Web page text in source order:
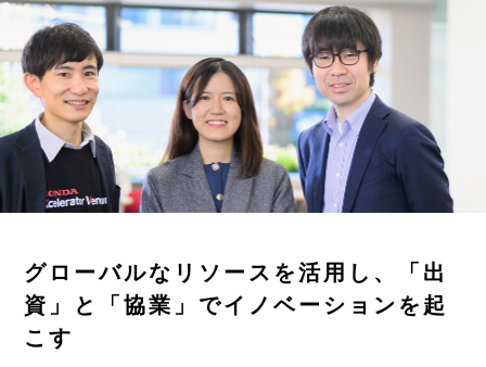
グローバルなリソースを活用し、「出
資」と「協業」でイノベーションを起
こす